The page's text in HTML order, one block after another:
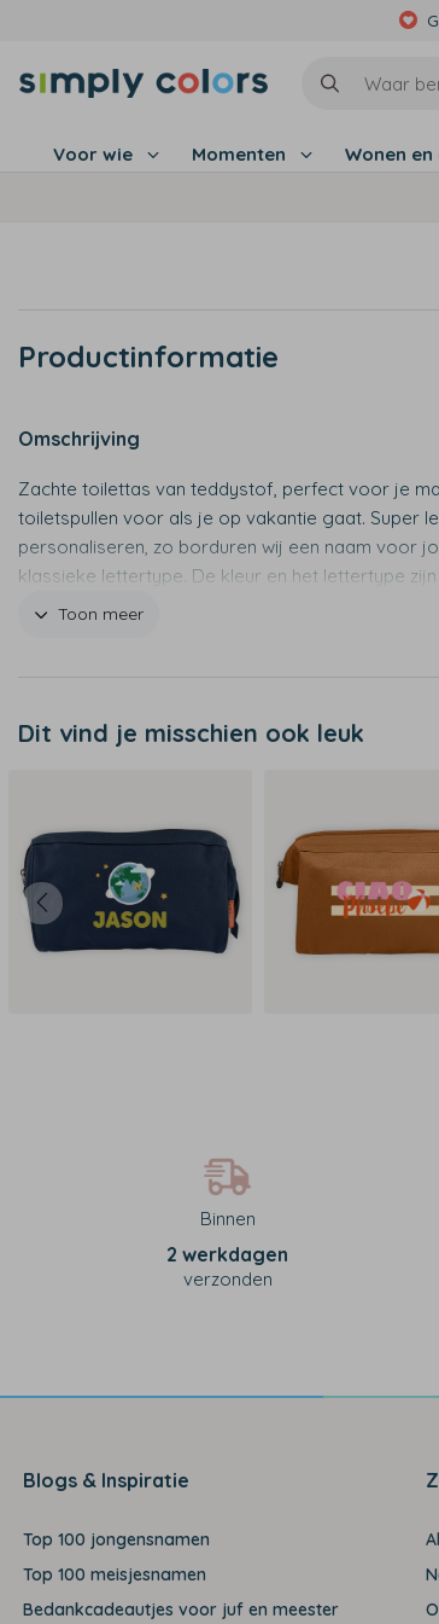
Voor wie Momenten Wonen
Productinformatie
Omschrijving
Zachte toilettas van teddystof, perfect voor je
toiletspullen voor als je op vakantie gaat. Super
personaliseren, zo borduren wij een naam voor
klassieke lettertype. De kleur en het lettertype
online opmaaktool.
- Materiaal: polyester
- Hoofdvak met ritssluiting
Toon meer
Dit vind je misschien ook leuk
Binnen
2 werkdagen
verzonden
Blogs & Inspiratie
Top 100 jongensnamen
Top 100 meisjesnamen
Bedankcadeautjes voor juf en meester